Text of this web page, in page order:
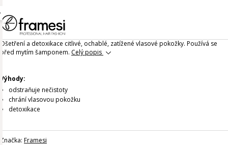
Ošetření a detoxikace citlivé, ochablé, zatížené vlasové pokožky. Používá se
před mytím šamponem. Celý popis
Výhody:
odstraňuje nečistoty
chrání vlasovou pokožku
detoxikace
Značka: Framesi